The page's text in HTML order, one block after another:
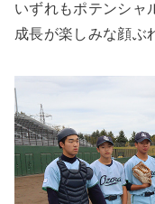
いずれもポテンシャ
成長が楽しみな顔ぶ